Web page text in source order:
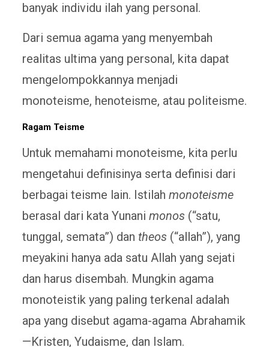
banyak individu ilah yang personal.
Dari semua agama yang menyembah
realitas ultima yang personal, kita dapat
mengelompokkannya menjadi
monoteisme, henoteisme, atau politeisme.
Ragam Teisme
Untuk memahami monoteisme, kita perlu
mengetahui definisinya serta definisi dari
berbagai teisme lain. Istilah monoteisme
berasal dari kata Yunani monos (“satu,
tunggal, semata”) dan theos (“allah”), yang
meyakini hanya ada satu Allah yang sejati
dan harus disembah. Mungkin agama
monoteistik yang paling terkenal adalah
apa yang disebut agama-agama Abrahamik
—Kristen, Yudaisme, dan Islam.